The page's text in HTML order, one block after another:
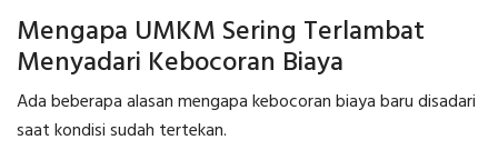
Mengapa UMKM Sering Terlambat
Menyadari Kebocoran Biaya
Ada beberapa alasan mengapa kebocoran biaya baru disadari
saat kondisi sudah tertekan.